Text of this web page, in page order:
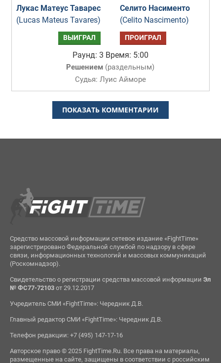
Лукас Матеус Таварес
(Lucas Mateus Tavares)
Селито Насименто
(Celito Nascimento)
ВЫИГРАЛ ПРОИГРАЛ
Раунд: 3 Время: 5:00
Решением (раздельным)
Судья: Луис Айморе
ПОКАЗАТЬ КОММЕНТАРИИ
Средство массовой информации сетевое издание «FightTime»
зарегистрировано Федеральной службой по надзору в сфере
связи, информационных технологий и массовых коммуникаций
(Роскомнадзор).
Свидетельство о регистрации средства массовой информации Эл
№ ФС77-72103от 29.12.2017
Учредитель СМИ «FightTime»: Чередник Д.В.
Главный редактор СМИ «FightTime»: Чередник Д.В.
Телефон редакции: +7 (495) 147-17-16
Авторское право © 2025 FightTime.Ru. Все права на материалы,
размещенные на сайте, защищены в соответствии с российским